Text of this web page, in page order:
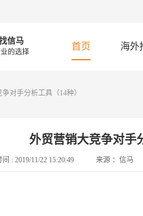
信马
的选择
首页 海外
对手分析工具（14种）
外贸营销大竞争对手
间 : 2019/11/22 15:20:49 来源 ： 信马